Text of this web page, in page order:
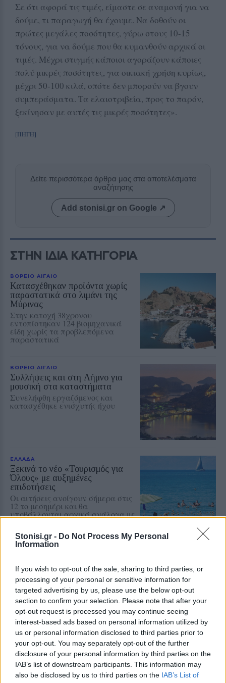
Stonisi.gr - Do Not Process My Personal
Information
If you wish to opt-out of the sale, sharing to third parties, or
processing of your personal or sensitive information for
targeted advertising by us, please use the below opt-out
section to confirm your selection. Please note that after your
opt-out request is processed you may continue seeing
interest-based ads based on personal information utilized by
us or personal information disclosed to third parties prior to
your opt-out. You may separately opt-out of the further
disclosure of your personal information by third parties on the
IAB’s list of downstream participants. This information may
also be disclosed by us to third parties on the IAB’s List of
Σε ότι αφορά τις τιμές, είμαστε σε αναμονή για να
δούμε, τι παραγωγή θα έχουμε. Να δοθούν οι
πρώτες μεγάλες ποσότητες, γύρω στους 10-15
τόνους, για να δούμε που θα κυμανθούν αρχικά οι
τιμές. Μέχρι στιγμής κάποιοι αγοράζουν κάποιες
πολύ μικρές ποσότητες, για οικιακή χρήση κυρίως,
μέχρι 50-100 κιλά, οπότε δεν μπορούν να βγουν
συμπεράσματα. Τα ελαιοτριβεία, προς το παρόν,
ξεκίνησαν με αυτές τις μικρές ποσότητες».
[ΠΗΓΗ]
Δείτε περισσότερα άρθρα μας στα αποτελέσματα
αναζήτησης
Add stonisi.gr on Google ↗
ΣΤΗΝ ΙΔΙΑ ΚΑΤΗΓΟΡΙΑ
ΒΟΡΕΙΟ ΑΙΓΑΙΟ
Κατασχέθηκαν προϊόντα χωρίς
παραστατικά στο λιμάνι της
Μύρινας
Στην κατοχή 38χρονου
εντοπίστηκαν 124 βιομηχανικά
είδη χωρίς τα προβλεπόμενα
παραστατικά
ΒΟΡΕΙΟ ΑΙΓΑΙΟ
Συλλήψεις και στη Λήμνο για
μουσική στα καταστήματα
Συνελήφθη εργαζόμενος και
κατασχέθηκε ενισχυτής ήχου
ΕΛΛΑΔΑ
Ξεκινά το νέο «Τουρισμός για
Όλους» με αυξημένες
επιδοτήσεις
Οι αιτήσεις ανοίγουν σήμερα στις
12 το μεσημέρι και θα
υποβάλλονται αρχικά ανάλογα με
πετρέλαιο
Πιέσεις στις διεθνείς τιμές από την
προοπτική συμφωνίας για την
ελεύθερη ναυσιπλοΐα στα Στενά
του Ορμούζ
ΒΟΡΕΙΟ ΑΙΓΑΙΟ
Δύο τραυματίες σε τροχαίο στο
Λιβαδοχώρι της Λήμνου
Ένα Ι.Χ. αυτοκίνητο βγήκε από την
πορεία τους και ανατράπηκε εκτός